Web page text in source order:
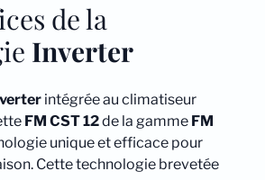
de la
Inverter
intégrée au climatiseur
FM CST 12de la gamme FM
unique et efficace pour
Cette technologie brevetée